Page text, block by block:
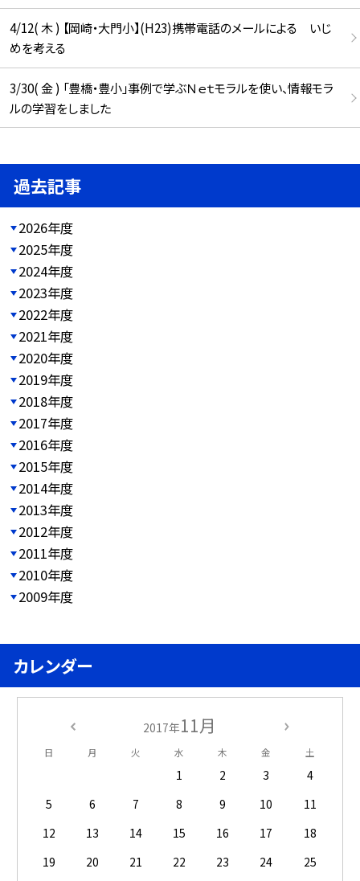
4/12( 木 ) 【岡崎・大門小】(H23)携帯電話のメールによる いじ
めを考える
3/30( 金 ) 「豊橋・豊小」事例で学ぶＮｅｔモラルを使い、情報モラ
ルの学習をしました
過去記事
2026年度
2025年度
2024年度
2023年度
2022年度
2021年度
2020年度
2019年度
2018年度
2017年度
2016年度
2015年度
2014年度
2013年度
2012年度
2011年度
2010年度
2009年度
カレンダー
2017年11月
日 月 火 水 木 金 土
1 2 3
4
5
6 7 8 9 10
11
12
13 14 15 16 17
18
19
20 21 22 23 24
25